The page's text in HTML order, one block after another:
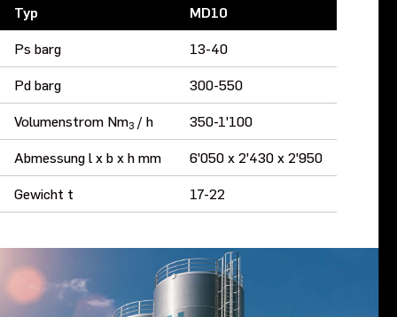
Typ
MD10
Ps barg
13-40
Pd barg
300-550
Volumenstrom Nm3/ h
350-1'100
Abmessung l x b x h mm
6'050 x 2'430 x 2'950
Gewicht t
17-22